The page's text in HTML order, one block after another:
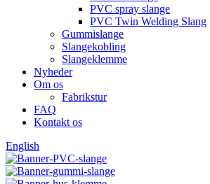
PVC spray slange
PVC Twin Welding Slang
Gummislange
Slangekobling
Slangeklemme
Nyheder
Om os
Fabrikstur
FAQ
Kontakt os
English